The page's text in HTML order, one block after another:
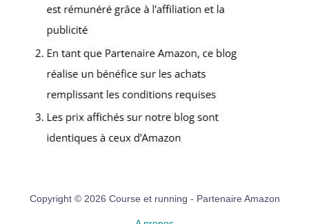
Copyright © 2026 Course et running - Partenaire Amazon